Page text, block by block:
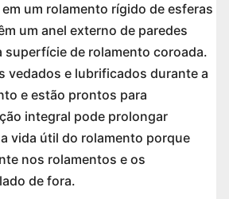
um rolamento rígido de esferas
um anel externo de paredes
superfície de rolamento coroada.
vedados e lubrificados durante a
e estão prontos para
integral pode prolongar
vida útil do rolamento porque
nos rolamentos e os
de fora.